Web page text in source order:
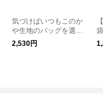
気づけばいつもこのか
や生地のバッグを選ん
でいる。幡井上 シン
プルかや手提げ袋
2,530円
袋 炭八別売